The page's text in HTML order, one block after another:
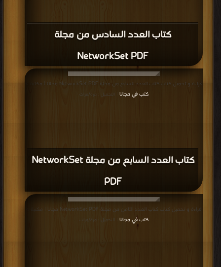
كتاب العدد السادس من مجلة
NetworkSet PDF
كتاب العدد السابع من مجلة NetworkSet
PDF
قراءة و تحميل كتاب كتاب العدد السابع من مجلة NetworkSet PDF مجانا | مكتبة >
كتب في مجانا | التحميل : مرة/مرات
قراءة و تحميل كتاب كتاب العدد الثامن من مجلة NetworkSet PDF مجانا | مكتبة >
كتب في مجانا | التحميل : مرة/مرات